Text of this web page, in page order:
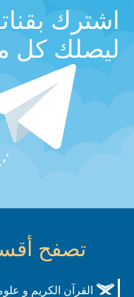
اشترك
ليصلك كل
تصفح
القرآن الكريم و